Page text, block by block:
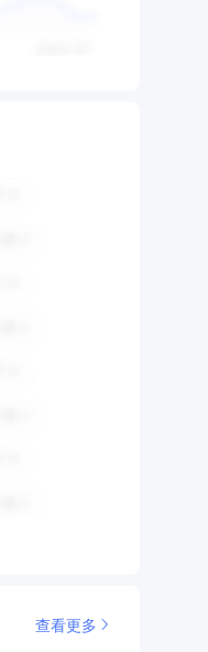
查看更多